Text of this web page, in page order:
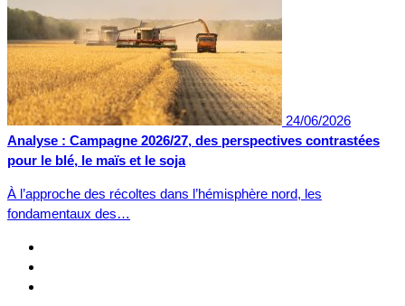
24/06/2026
Analyse : Campagne 2026/27, des perspectives contrastées
pour le blé, le maïs et le soja
À l’approche des récoltes dans l’hémisphère nord, les
fondamentaux des…